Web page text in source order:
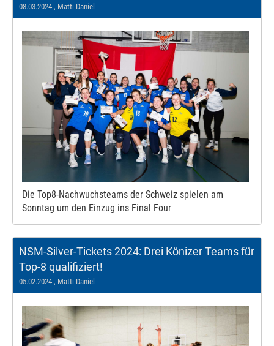
08.03.2024 , Matti Daniel
Die Top8-Nachwuchsteams der Schweiz spielen am
Sonntag um den Einzug ins Final Four
NSM-Silver-Tickets 2024: Drei Könizer Teams für
Top-8 qualifiziert!
05.02.2024 , Matti Daniel